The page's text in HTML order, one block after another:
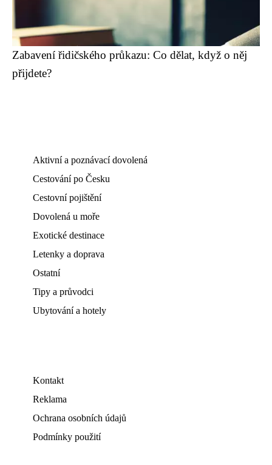
Zabavení řidičského průkazu: Co dělat, když o něj
přijdete?
Aktivní a poznávací dovolená
Cestování po Česku
Cestovní pojištění
Dovolená u moře
Exotické destinace
Letenky a doprava
Ostatní
Tipy a průvodci
Ubytování a hotely
Kontakt
Reklama
Ochrana osobních údajů
Podmínky použití